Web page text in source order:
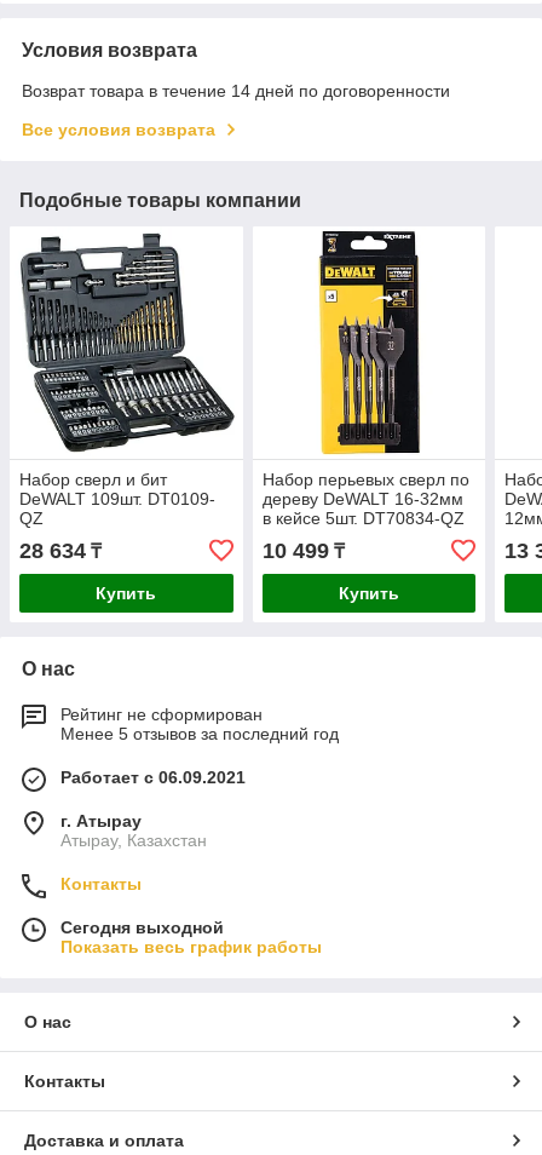
Условия возврата
Возврат товара в течение 14 дней по договоренности
Все условия возврата
Подобные товары компании
Набор сверл и бит
DeWALT 109шт. DT0109-
QZ
28 634 ₸
Купить
Набор перьевых сверл по
дереву DeWALT 16-32мм
в кейсе 5шт. DT70834-QZ
10 499₸
Купить
13
О нас
Рейтинг не сформирован
Менее 5 отзывов за последний год
Работает с 06.09.2021
г. Атырау
Атырау, Казахстан
Контакты
Сегодня выходной
Показать весь график работы
О нас
Контакты
Доставка и оплата